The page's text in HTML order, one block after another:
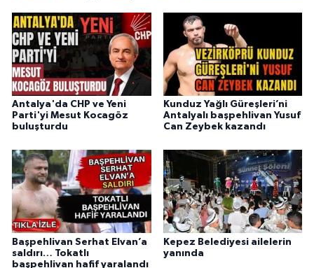
Antalya'da CHP ve Yeni
Parti'yi Mesut Kocagöz
buluşturdu
Kunduz Yağlı Güreşleri’ni
Antalyalı başpehlivan Yusuf
Can Zeybek kazandı
Başpehlivan Serhat Elvan’a
saldırı… Tokatlı
başpehlivan hafif yaralandı
Kepez Belediyesi ailelerin
yanında